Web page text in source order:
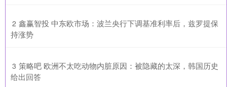
2 ​鑫赢智投 中东欧市场：波兰央行下调基准利率后，兹罗提保
持涨势
3 ​策略吧 欧洲不太吃动物内脏原因：被隐藏的太深，韩国历史
给出回答